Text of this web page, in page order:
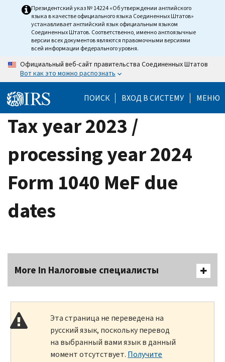
Президентский указ № 14224 «Об утверждении английского
языка в качестве официального языка Соединенных Штатов»
устанавливает английский язык официальным языком
Соединенных Штатов. Соответственно, именно англоязычные
версии всех документов являются правомочными версиями
всей информации федерального уровня.
Официальный веб-сайт правительства Соединенных Штатов
Вот как это можно распознать
ПОИСК ВХОД В СИСТЕМУ МЕНЮ
Tax year 2023 /
processing year 2024
Form 1040 MeF due
dates
More In Налоговые специалисты
Эта страница не переведена на
русский язык, поскольку перевод
на выбранный вами язык в данный
момент отсутствует. Получите